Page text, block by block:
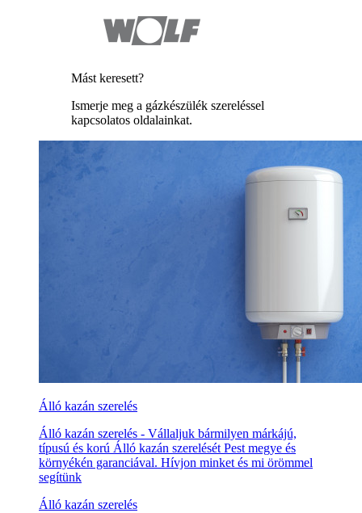
Mást keresett?
Ismerje meg a gázkészülék szereléssel
kapcsolatos oldalainkat.
Álló kazán szerelés
Álló kazán szerelés - Vállaljuk bármilyen márkájú,
típusú és korú Álló kazán szerelését Pest megye és
környékén garanciával. Hívjon minket és mi örömmel
segítünk
Álló kazán szerelés